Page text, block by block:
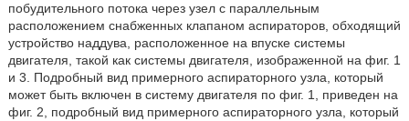
побудительного потока через узел с параллельным
расположением снабженных клапаном аспираторов, обходящий
устройство наддува, расположенное на впуске системы
двигателя, такой как системы двигателя, изображенной на фиг. 1
и 3. Подробный вид примерного аспираторного узла, который
может быть включен в систему двигателя по фиг. 1, приведен на
фиг. 2, подробный вид примерного аспираторного узла, который